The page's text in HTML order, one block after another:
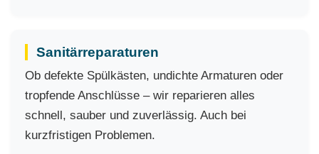
Sanitärreparaturen
Ob defekte Spülkästen, undichte Armaturen oder
tropfende Anschlüsse – wir reparieren alles
schnell, sauber und zuverlässig. Auch bei
kurzfristigen Problemen.